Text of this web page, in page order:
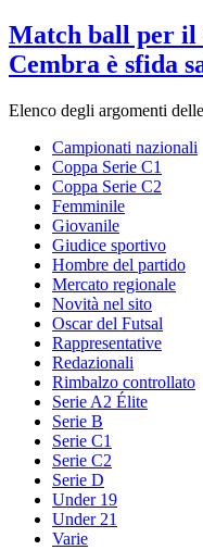
Match ball per il
Cembra è sfida
Elenco degli argomenti
Campionati nazionali
Coppa Serie C1
Coppa Serie C2
Femminile
Giovanile
Giudice sportivo
Hombre del partido
Mercato regionale
Novità nel sito
Oscar del Futsal
Rappresentative
Redazionali
Rimbalzo controllato
Serie A2 Élite
Serie B
Serie C1
Serie C2
Serie D
Under 19
Under 21
Varie